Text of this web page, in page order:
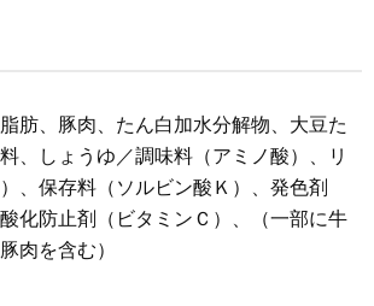
肪、豚肉、たん白加水分解物、大豆た
、しょうゆ／調味料（アミノ酸）、リ
、保存料（ソルビン酸Ｋ）、発色剤
酸化防止剤（ビタミンＣ）、（一部に牛
肉を含む）